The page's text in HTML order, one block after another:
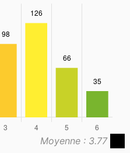
Moyenne : 3.77